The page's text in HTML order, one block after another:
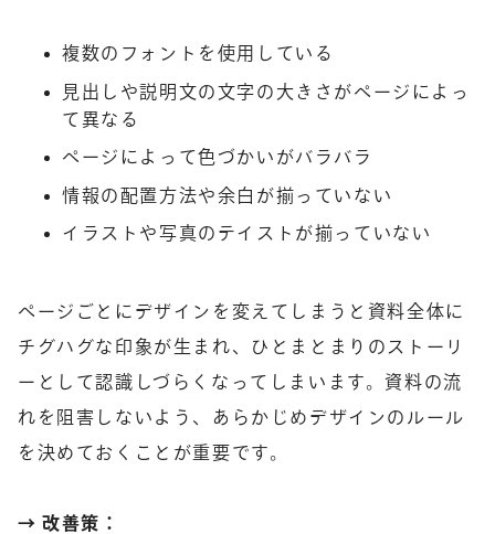
複数のフォントを使用している
見出しや説明文の文字の大きさがページによっ
て異なる
ページによって色づかいがバラバラ
情報の配置方法や余白が揃っていない
イラストや写真のテイストが揃っていない
ページごとにデザインを変えてしまうと資料全体に
チグハグな印象が生まれ、ひとまとまりのストーリ
ーとして認識しづらくなってしまいます。資料の流
れを阻害しないよう、あらかじめデザインのルール
を決めておくことが重要です。
→ 改善策：